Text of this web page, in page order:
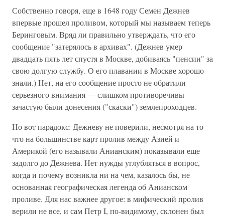
Собственно говоря, еще в 1648 году Семен Дежнев
впервые прошел проливом, который мы называем теперь
Беринговым. Вряд ли правильно утверждать, что его
сообщение "затерялось в архивах". (Дежнев умер
двадцать пять лет спустя в Москве, добиваясь "пенсии" за
свою долгую службу. О его плавании в Москве хорошо
знали.) Нет, на его сообщение просто не обратили
серьезного внимания — слишком противоречивы
зачастую были донесения ("скаски") землепроходцев.
Но вот парадокс: Дежневу не поверили, несмотря на то
что на большинстве карт пролив между Азией и
Америкой (его называли Анианским) показывали еще
задолго до Дежнева. Нет нужды углубляться в вопрос,
когда и почему возникла ни на чем, казалось бы, не
основанная географическая легенда об Анианском
проливе. Для нас важнее другое: в мифический пролив
верили не все, и сам Петр I, по-видимому, склонен был